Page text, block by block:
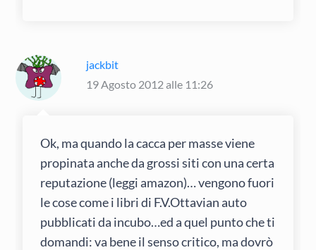
jackbit
19 Agosto 2012 alle 11:26
Ok, ma quando la cacca per masse viene
propinata anche da grossi siti con una certa
reputazione (leggi amazon)… vengono fuori
le cose come i libri di F.V.Ottavian auto
pubblicati da incubo…ed a quel punto che ti
domandi: va bene il senso critico, ma dovrò